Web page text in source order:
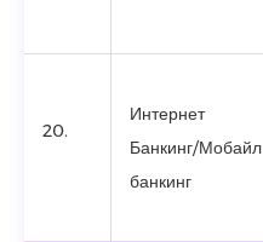
20.
Интернет
Банкинг/Мобайл
банкинг